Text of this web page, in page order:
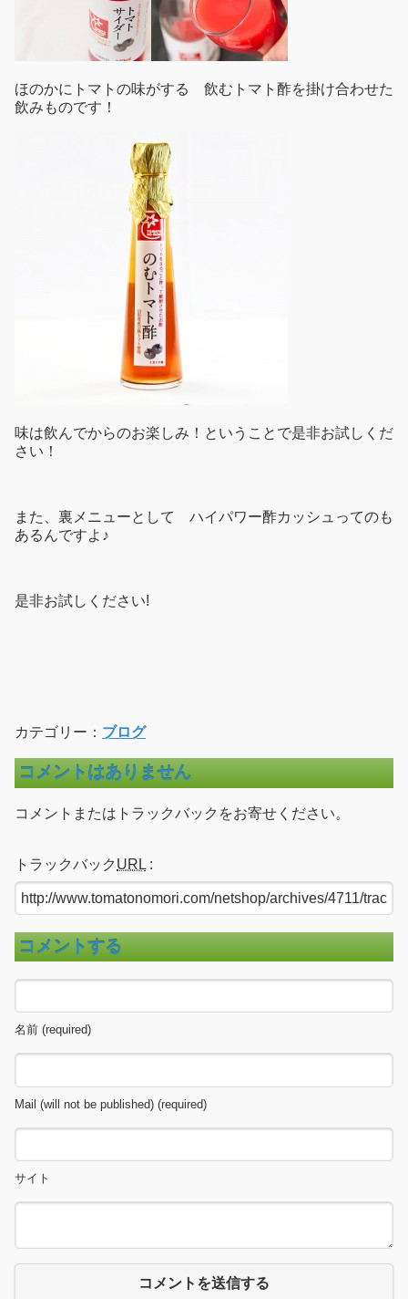
ほのかにトマトの味がする 飲むトマト酢を掛け合わせた
飲みものです！
味は飲んでからのお楽しみ！ということで是非お試しくだ
さい！
また、裏メニューとして ハイパワー酢カッシュってのも
あるんですよ♪
是非お試しください!
カテゴリー： ブログ
コメントはありません
コメントまたはトラックバックをお寄せください。
トラックバック URL :
コメントする
名前 (required)
Mail (will not be published) (required)
サイト
コメントを送信する